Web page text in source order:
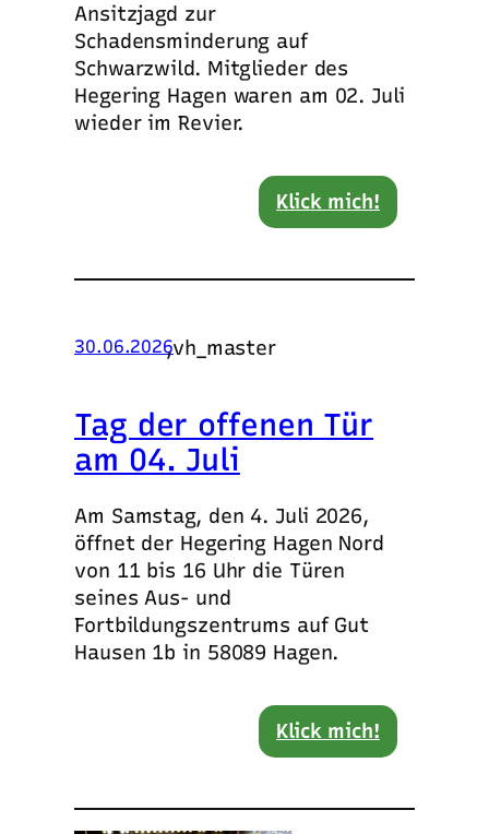
Ansitzjagd zur
Schadensminderung auf
Schwarzwild. Mitglieder des
Hegering Hagen waren am 02. Juli
wieder im Revier.
Klick mich!
30.06.2026
,vh_master
Tag der offenen Tür
am 04. Juli
Am Samstag, den 4. Juli 2026,
öffnet der Hegering Hagen Nord
von 11 bis 16 Uhr die Türen
seines Aus- und
Fortbildungszentrums auf Gut
Hausen 1b in 58089 Hagen.
Klick mich!